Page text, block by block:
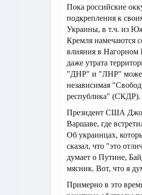
Пока российские
подкрепления к
Украины, в т.ч. из
Кремля намечаются
влияния в Нагорном
даже утрата
"ДНР" и "ЛНР" может
независимая
республика" (СКДР).
Президент США Джо
Варшаве, где
Об украинцах,
сказал, что "это
думает о Путине,
мясник. Вот, что я
Примерно в это